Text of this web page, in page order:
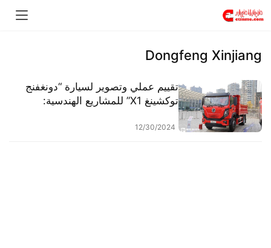
Dongfeng Xinjiang
تقييم عملي وتصوير لسيارة “دونغفنج
توكشينغ X1” للمشاريع الهندسية:
10 سرعات، وتصميم داخلي وخارجي
12/30/2024